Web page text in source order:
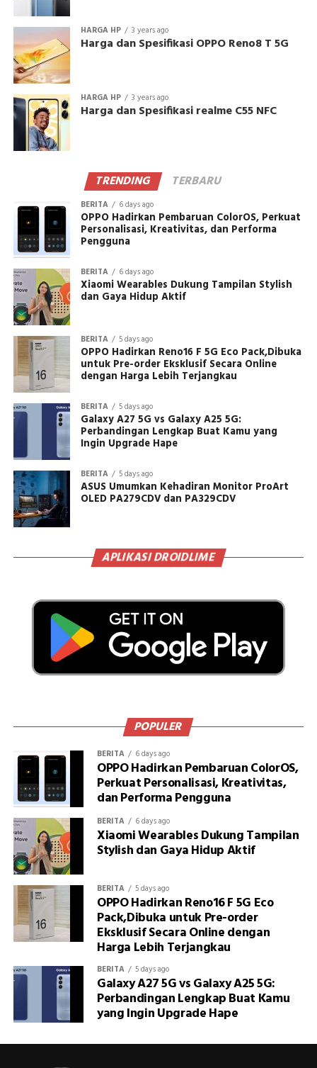
HARGA HP 3 years ago
Harga dan Spesifikasi OPPO Reno8 T 5G
HARGA HP 3 years ago
Harga dan Spesifikasi realme C55 NFC
TRENDING TERBARU
BERITA 6 days ago
OPPO Hadirkan Pembaruan ColorOS, Perkuat
Personalisasi, Kreativitas, dan Performa
Pengguna
BERITA 6 days ago
Xiaomi Wearables Dukung Tampilan Stylish
dan Gaya Hidup Aktif
BERITA 5 days ago
OPPO Hadirkan Reno16 F 5G Eco Pack,Dibuka
untuk Pre-order Eksklusif Secara Online
dengan Harga Lebih Terjangkau
BERITA 5 days ago
Galaxy A27 5G vs Galaxy A25 5G:
Perbandingan Lengkap Buat Kamu yang
Ingin Upgrade Hape
BERITA 5 days ago
ASUS Umumkan Kehadiran Monitor ProArt
OLED PA279CDV dan PA329CDV
APLIKASI DROIDLIME
POPULER
BERITA 6 days ago
OPPO Hadirkan Pembaruan ColorOS,
Perkuat Personalisasi, Kreativitas,
dan Performa Pengguna
BERITA 6 days ago
Xiaomi Wearables Dukung Tampilan
Stylish dan Gaya Hidup Aktif
BERITA 5 days ago
OPPO Hadirkan Reno16 F 5G Eco
Pack,Dibuka untuk Pre-order
Eksklusif Secara Online dengan
Harga Lebih Terjangkau
BERITA 5 days ago
Galaxy A27 5G vs Galaxy A25 5G:
Perbandingan Lengkap Buat Kamu
yang Ingin Upgrade Hape